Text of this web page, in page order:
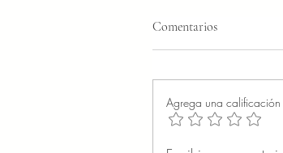
Comentarios
Agrega una calificación